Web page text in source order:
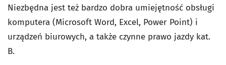
Niezbędna jest też bardzo dobra umiejętność obsługi
komputera (Microsoft Word, Excel, Power Point) i
urządzeń biurowych, a także czynne prawo jazdy kat.
B.